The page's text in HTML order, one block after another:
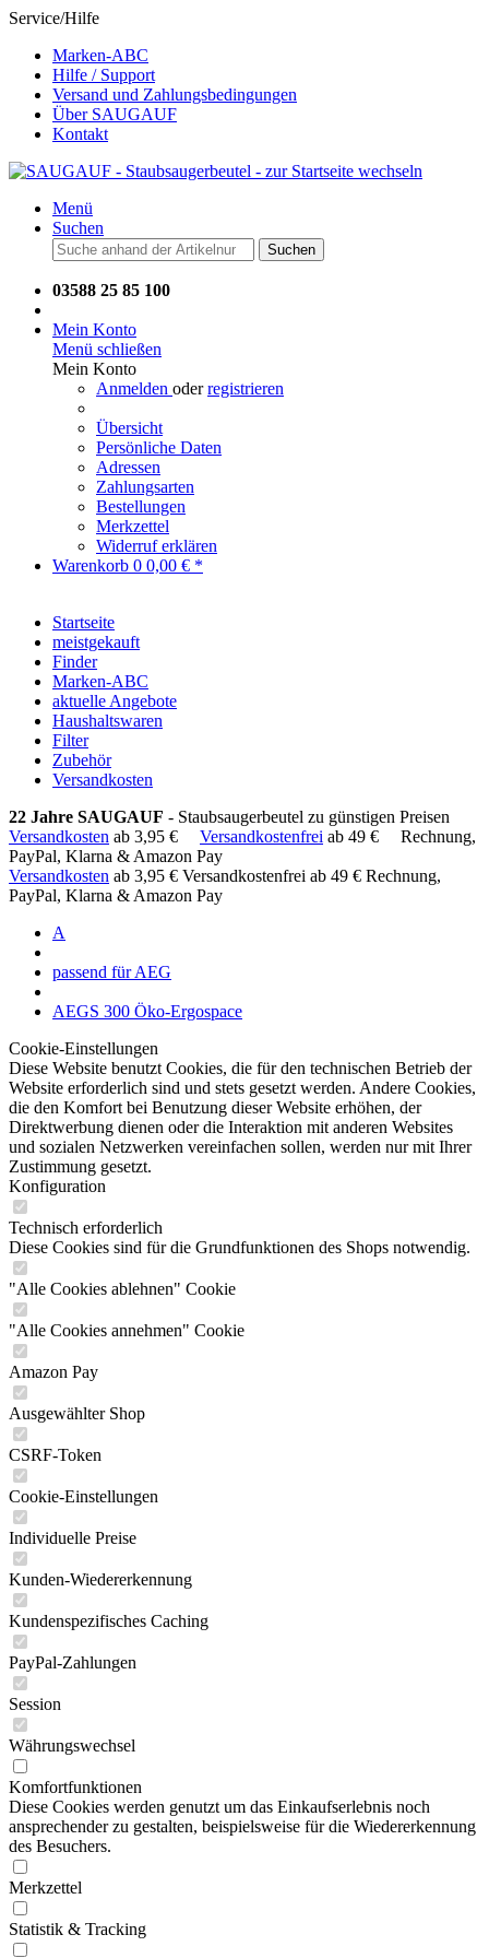
Service/Hilfe
Marken-ABC
Hilfe / Support
Versand und Zahlungsbedingungen
Über SAUGAUF
Kontakt
Menü
Suchen
Suchen
03588 25 85 100
Mein Konto
Menü schließen
Mein Konto
Anmelden oderregistrieren
Übersicht
Persönliche Daten
Adressen
Zahlungsarten
Bestellungen
Merkzettel
Widerruf erklären
Warenkorb 0 0,00 € *
Startseite
meistgekauft
Finder
Marken-ABC
aktuelle Angebote
Haushaltswaren
Filter
Zubehör
Versandkosten
22 Jahre SAUGAUF - Staubsaugerbeutel zu günstigen Preisen
Versandkosten ab 3,95 € Versandkostenfrei ab 49 €
Rechnung,
PayPal, Klarna & Amazon Pay
Versandkosten ab 3,95 € Versandkostenfrei ab 49 € Rechnung,
PayPal, Klarna & Amazon Pay
A
passend für AEG
AEGS 300 Öko-Ergospace
Cookie-Einstellungen
Diese Website benutzt Cookies, die für den technischen Betrieb der
Website erforderlich sind und stets gesetzt werden. Andere Cookies,
die den Komfort bei Benutzung dieser Website erhöhen, der
Direktwerbung dienen oder die Interaktion mit anderen Websites
und sozialen Netzwerken vereinfachen sollen, werden nur mit Ihrer
Zustimmung gesetzt.
Konfiguration
Technisch erforderlich
Diese Cookies sind für die Grundfunktionen des Shops notwendig.
"Alle Cookies ablehnen" Cookie
"Alle Cookies annehmen" Cookie
Amazon Pay
Ausgewählter Shop
CSRF-Token
Cookie-Einstellungen
Individuelle Preise
Kunden-Wiedererkennung
Kundenspezifisches Caching
PayPal-Zahlungen
Session
Währungswechsel
Komfortfunktionen
Diese Cookies werden genutzt um das Einkaufserlebnis noch
ansprechender zu gestalten, beispielsweise für die Wiedererkennung
des Besuchers.
Merkzettel
Statistik & Tracking